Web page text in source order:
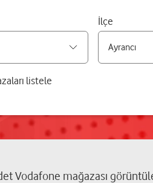
İlçe
listele
Vodafone mağazası